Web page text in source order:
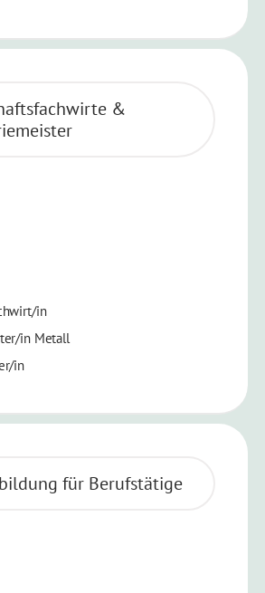
&
in
in Metall
in
für Berufstätige